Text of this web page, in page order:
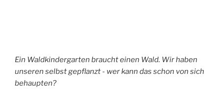
Ein Waldkindergarten braucht einen Wald. Wir haben
unseren selbst gepflanzt - wer kann das schon von sich
behaupten?